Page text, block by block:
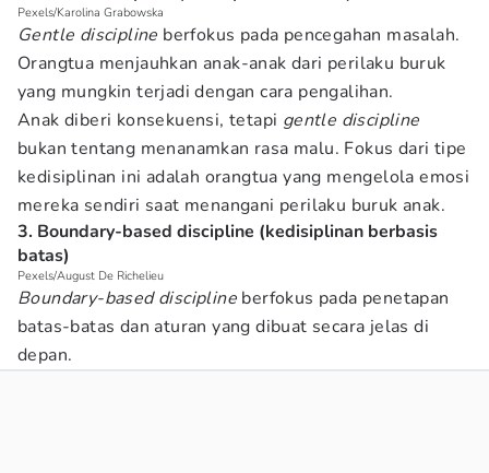
Pexels/Karolina Grabowska
Gentle discipline berfokus pada pencegahan masalah.
Orangtua menjauhkan anak-anak dari perilaku buruk
yang mungkin terjadi dengan cara pengalihan.
Anak diberi konsekuensi, tetapi gentle discipline
bukan tentang menanamkan rasa malu. Fokus dari tipe
kedisiplinan ini adalah orangtua yang mengelola emosi
mereka sendiri saat menangani perilaku buruk anak.
3. Boundary-based discipline (kedisiplinan berbasis
batas)
Pexels/August De Richelieu
Boundary-based discipline berfokus pada penetapan
batas-batas dan aturan yang dibuat secara jelas di
depan.